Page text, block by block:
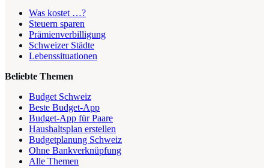
Was kostet …?
Steuern sparen
Prämienverbilligung
Schweizer Städte
Lebenssituationen
Beliebte Themen
Budget Schweiz
Beste Budget-App
Budget-App für Paare
Haushaltsplan erstellen
Budgetplanung Schweiz
Ohne Bankverknüpfung
Alle Themen